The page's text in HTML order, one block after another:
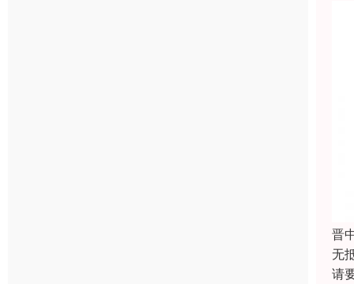
晋
无
请